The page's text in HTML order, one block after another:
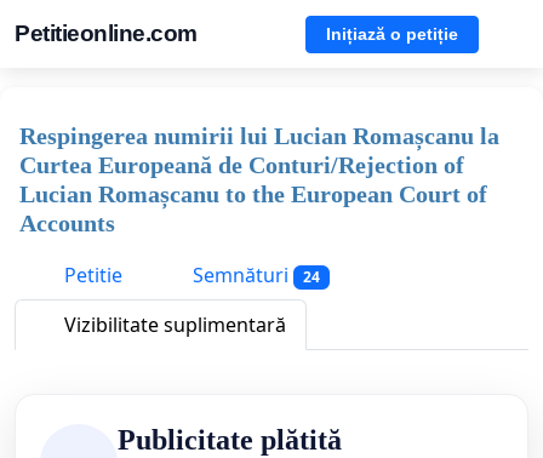
Petitieonline.com Inițiază o petiție
Respingerea numirii lui Lucian Romașcanu la
Curtea Europeană de Conturi/Rejection of
Lucian Romașcanu to the European Court of
Accounts
Petitie
Semnături 24
Vizibilitate suplimentară
Publicitate plătită